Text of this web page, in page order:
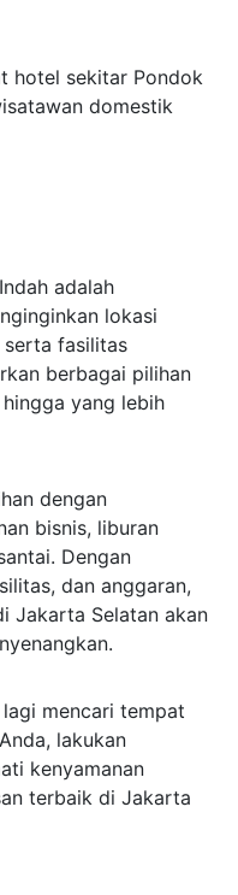
hotel sekitar Pondok
domestik
adalah
lokasi
serta fasilitas
berbagai pilihan
yang lebih
dengan
bisnis, liburan
Dengan
dan anggaran,
Jakarta Selatan akan
mencari tempat
lakukan
kenyamanan
terbaik di Jakarta